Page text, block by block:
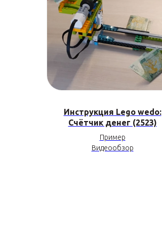
Инструкция Lego wedo:
Счётчик денег (2523)
Пример
Видеообзор